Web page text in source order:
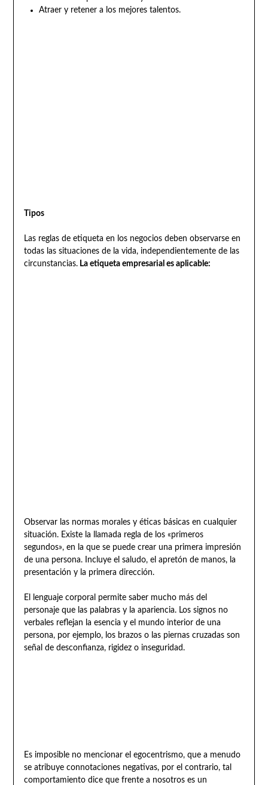
Atraer y retener a los mejores talentos.
Tipos
Las reglas de etiqueta en los negocios deben observarse en
todas las situaciones de la vida, independientemente de las
circunstancias.La etiqueta empresarial es aplicable:
Observar las normas morales y éticas básicas en cualquier
situación. Existe la llamada regla de los «primeros
segundos», en la que se puede crear una primera impresión
de una persona. Incluye el saludo, el apretón de manos, la
presentación y la primera dirección.
El lenguaje corporal permite saber mucho más del
personaje que las palabras y la apariencia. Los signos no
verbales reflejan la esencia y el mundo interior de una
persona, por ejemplo, los brazos o las piernas cruzadas son
señal de desconfianza, rigidez o inseguridad.
Es imposible no mencionar el egocentrismo, que a menudo
se atribuye connotaciones negativas, por el contrario, tal
comportamiento dice que frente a nosotros es un